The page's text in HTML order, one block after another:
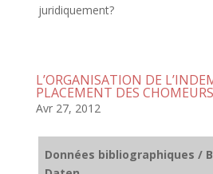
juridiquement?
L’ORGANISATION DE
PLACEMENT DES CHOMEURS
Avr 27, 2012
Données bibliographiques /